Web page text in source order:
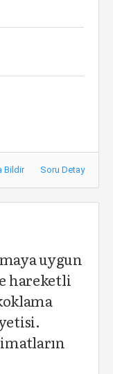
Bildir Soru Detay
uygun
hareketli